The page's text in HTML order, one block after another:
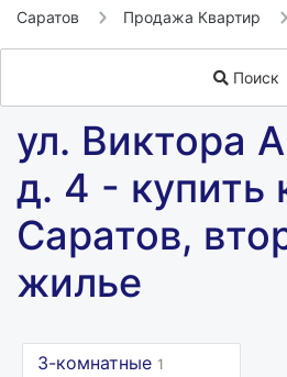
Саратов Продажа Квартир
Поиск
ул. Виктора
д. 4 - купить
Саратов,
жилье
3-комнатные 1